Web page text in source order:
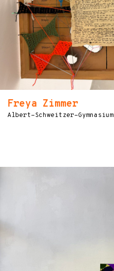
Freya Zimmer
Albert-Schweitzer-Gymnasium